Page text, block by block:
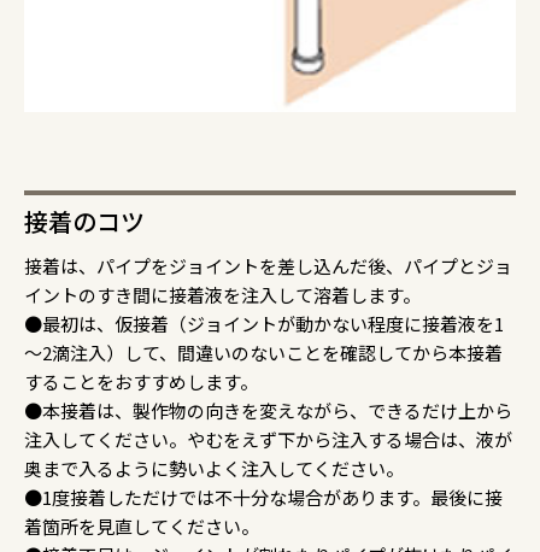
接着のコツ
接着は、パイプをジョイントを差し込んだ後、パイプとジョ
イントのすき間に接着液を注入して溶着します。
●最初は、仮接着（ジョイントが動かない程度に接着液を1
～2滴注入）して、間違いのないことを確認してから本接着
することをおすすめします。
●本接着は、製作物の向きを変えながら、できるだけ上から
注入してください。やむをえず下から注入する場合は、液が
奥まで入るように勢いよく注入してください。
●1度接着しただけでは不十分な場合があります。最後に接
着箇所を見直してください。